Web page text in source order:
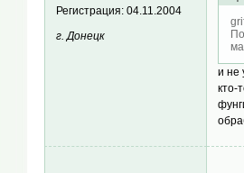
Регистрация:04.11.2004
г. Донецк
и не
кто-